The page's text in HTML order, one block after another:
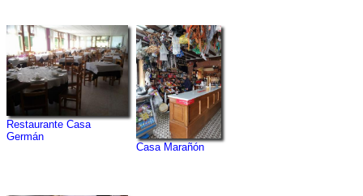
Restaurante Casa
Germán
Casa Marañón